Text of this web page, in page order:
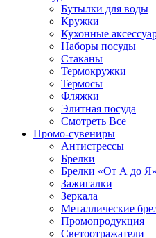
Бутылки для воды
Кружки
Кухонные
Наборы посуды
Стаканы
Термокружки
Термосы
Фляжки
Элитная посуда
Смотреть Все
Промо-сувениры
Антистрессы
Брелки
Брелки «От А до Я»
Зажигалки
Зеркала
Металлические
Промопродукция
Светоотражатели